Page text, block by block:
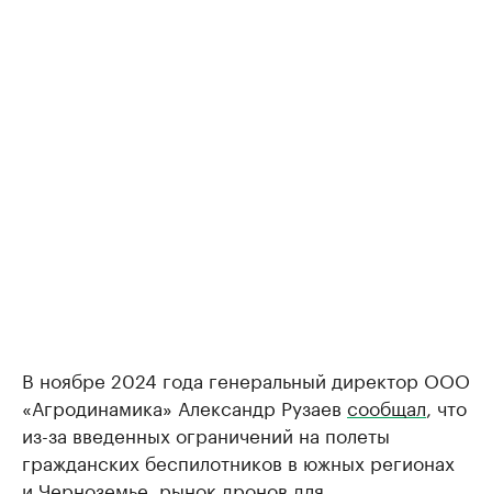
В ноябре 2024 года генеральный директор OOO
«Агродинамика» Александр Рузаев сообщал , что
из-за введенных ограничений на полеты
гражданских беспилотников в южных регионах